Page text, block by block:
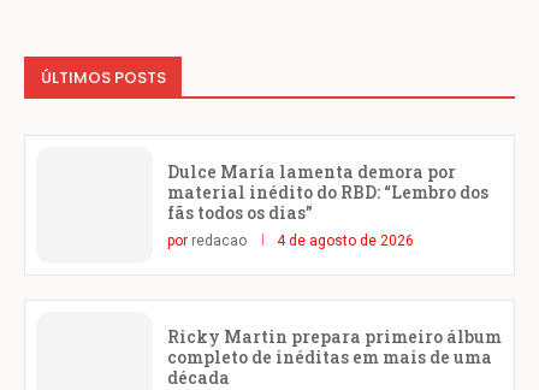
ÚLTIMOS POSTS
Dulce María lamenta demora por
material inédito do RBD: “Lembro dos
fãs todos os dias”
por redacao 4 de agosto de 2026
Ricky Martin prepara primeiro álbum
completo de inéditas em mais de uma
década